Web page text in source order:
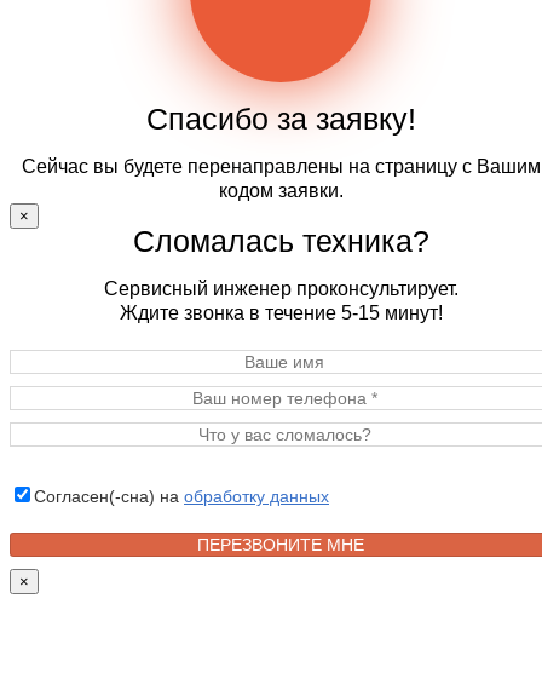
Спасибо за заявку!
Сейчас вы будете перенаправлены на страницу с Вашим
кодом заявки.
×
Сломалась техника?
Сервисный инженер проконсультирует.
Ждите звонка в течение 5-15 минут!
Согласен(-сна) на обработку данных
×